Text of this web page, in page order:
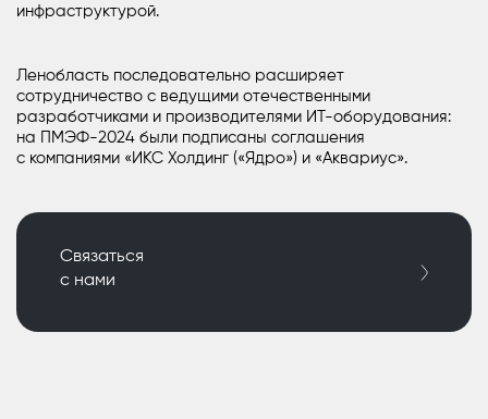
инфраструктурой.
Ленобласть последовательно расширяет
сотрудничество с ведущими отечественными
разработчиками и производителями ИТ-оборудования:
на ПМЭФ-2024 были подписаны соглашения
с компаниями «ИКС Холдинг («Ядро») и «Аквариус».
Связаться
с нами